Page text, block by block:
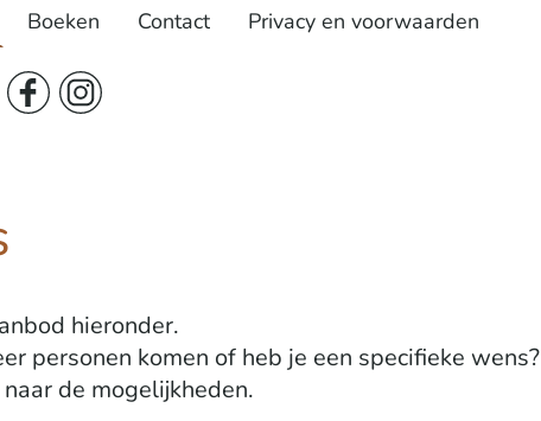
Boeken Contact Privacy en voorwaarden
hieronder.
personen komen of heb je een specifieke wens?
de mogelijkheden.